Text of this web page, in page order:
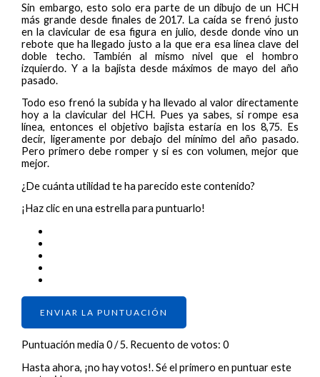
Sin embargo, esto solo era parte de un dibujo de un HCH
más grande desde finales de 2017. La caída se frenó justo
en la clavicular de esa figura en julio, desde donde vino un
rebote que ha llegado justo a la que era esa línea clave del
doble techo. También al mismo nivel que el hombro
izquierdo. Y a la bajista desde máximos de mayo del año
pasado.
Todo eso frenó la subida y ha llevado al valor directamente
hoy a la clavicular del HCH. Pues ya sabes, si rompe esa
línea, entonces el objetivo bajista estaría en los 8,75. Es
decir, ligeramente por debajo del mínimo del año pasado.
Pero primero debe romper y si es con volumen, mejor que
mejor.
¿De cuánta utilidad te ha parecido este contenido?
¡Haz clic en una estrella para puntuarlo!
ENVIAR LA PUNTUACIÓN
Puntuación media0/ 5. Recuento de votos:0
Hasta ahora, ¡no hay votos!. Sé el primero en puntuar este